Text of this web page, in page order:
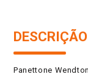
Panettone